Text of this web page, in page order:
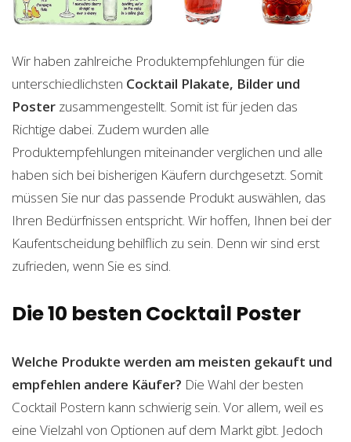
Wir haben zahlreiche Produktempfehlungen für die
unterschiedlichsten Cocktail Plakate, Bilder und
Poster zusammengestellt. Somit ist für jeden das
Richtige dabei. Zudem wurden alle
Produktempfehlungen miteinander verglichen und alle
haben sich bei bisherigen Käufern durchgesetzt. Somit
müssen Sie nur das passende Produkt auswählen, das
Ihren Bedürfnissen entspricht. Wir hoffen, Ihnen bei der
Kaufentscheidung behilflich zu sein. Denn wir sind erst
zufrieden, wenn Sie es sind.
Die 10 besten Cocktail Poster
Welche Produkte werden am meisten gekauft und
empfehlen andere Käufer? Die Wahl der besten
Cocktail Postern kann schwierig sein. Vor allem, weil es
eine Vielzahl von Optionen auf dem Markt gibt. Jedoch